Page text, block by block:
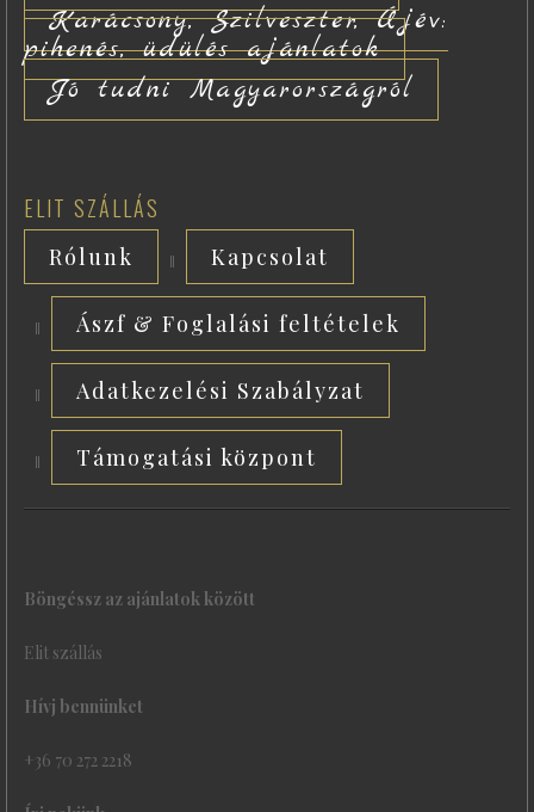
Karácsony, Szilveszter, Újév:
pihenés, üdülés ajánlatok
Jó tudni Magyarországról
ELIT SZÁLLÁS
Rólunk Kapcsolat
Ászf & Foglalási feltételek
Adatkezelési Szabályzat
Támogatási központ
Böngéssz az ajánlatok között
Elit szállás
Hívj bennünket
+36 70 272 2218